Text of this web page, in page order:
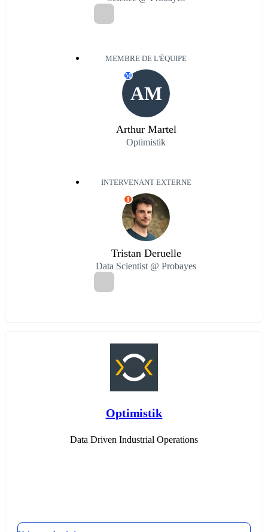
MEMBRE DE L'ÉQUIPE
AM
M
Arthur Martel
Optimistik
INTERVENANT EXTERNE
I
Tristan Deruelle
Data Scientist @ Probayes
Optimistik
Data Driven Industrial Operations